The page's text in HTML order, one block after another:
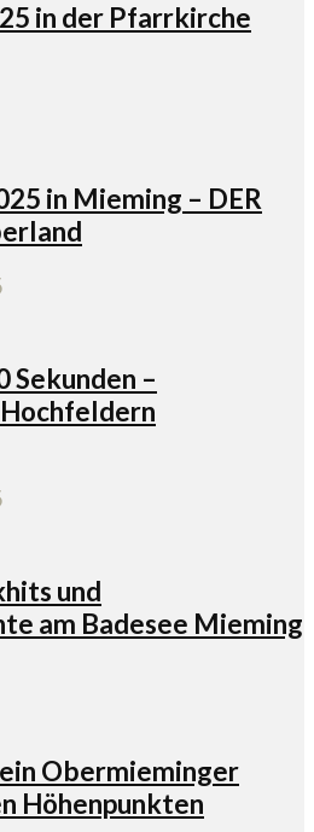
in der Pfarrkirche
in Mieming – DER
Sekunden –
und
am Badesee Mieming
Obermieminger
Höhenpunkten